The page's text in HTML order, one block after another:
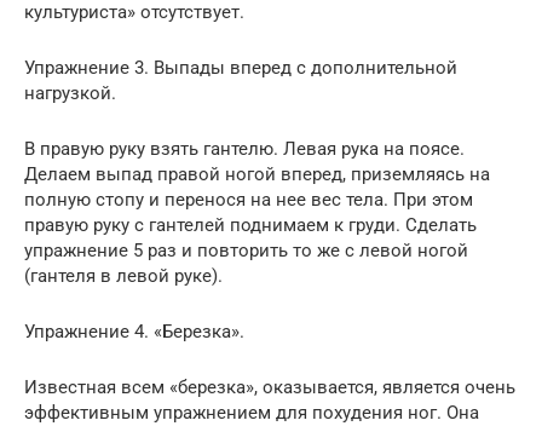
культуриста» отсутствует.
Упражнение 3. Выпады вперед с дополнительной
нагрузкой.
В правую руку взять гантелю. Левая рука на поясе.
Делаем выпад правой ногой вперед, приземляясь на
полную стопу и перенося на нее вес тела. При этом
правую руку с гантелей поднимаем к груди. Сделать
упражнение 5 раз и повторить то же с левой ногой
(гантеля в левой руке).
Упражнение 4. «Березка».
Известная всем «березка», оказывается, является очень
эффективным упражнением для похудения ног. Она